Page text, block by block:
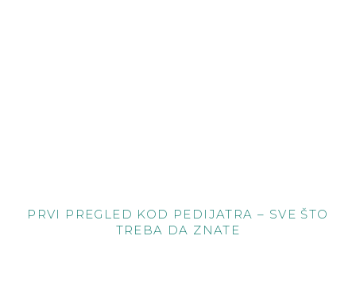
PRVI PREGLED KOD PEDIJATRA – SVE ŠTO
TREBA DA ZNATE